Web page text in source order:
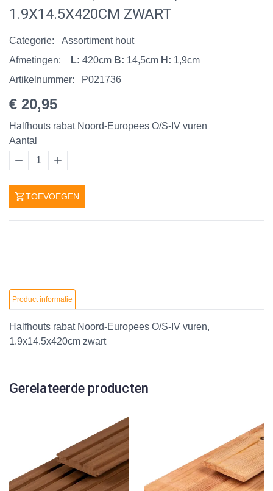
1.9X14.5X420CM ZWART
Categorie:
Assortiment hout
Afmetingen:
L: 420cm B: 14,5cm H: 1,9cm
Artikelnummer:
P021736
€ 20,95
Halfhouts rabat Noord-Europees O/S-IV vuren
Aantal
1
TOEVOEGEN
Product informatie
Halfhouts rabat Noord-Europees O/S-IV vuren,
1.9x14.5x420cm zwart
Gerelateerde producten